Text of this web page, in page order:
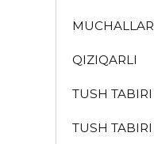
MUCHALLAR
QIZIQARLI
TUSH TABIRI
TUSH TABIRI